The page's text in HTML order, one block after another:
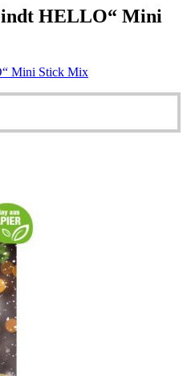
HELLO“ Mini
Mini Stick Mix